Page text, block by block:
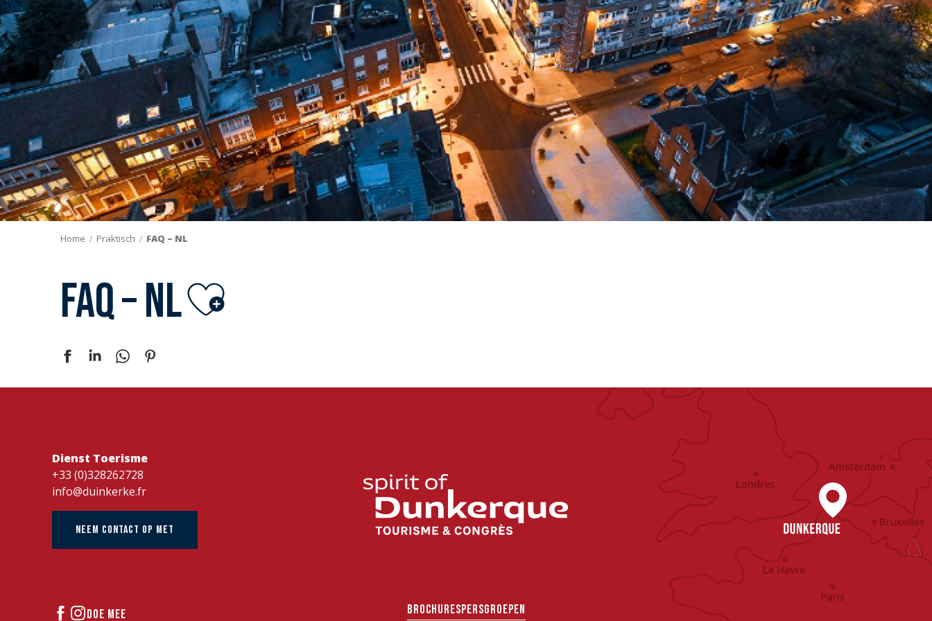
Home Praktisch FAQ – NL
FAQ – NLAjouter aux favoris
Dienst Toerisme
+33 (0)328262728
info@duinkerke.fr
NEEM CONTACT OP MET
DOE MEE BROCHURESPERSGROEPEN